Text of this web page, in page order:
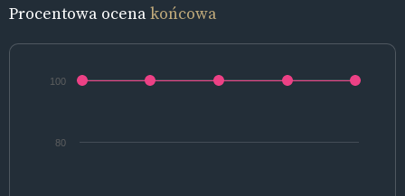
Procentowa ocenakońcowa
80
100